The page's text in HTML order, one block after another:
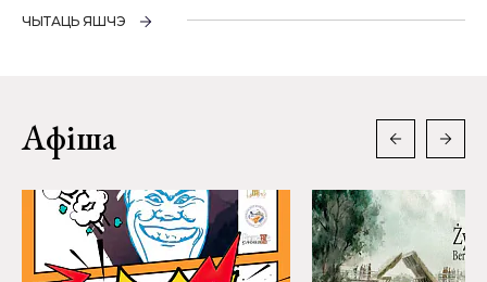
ЧЫТАЦЬ ЯШЧЭ
Афіша